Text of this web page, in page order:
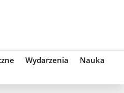
Wydarzenia
Nauka